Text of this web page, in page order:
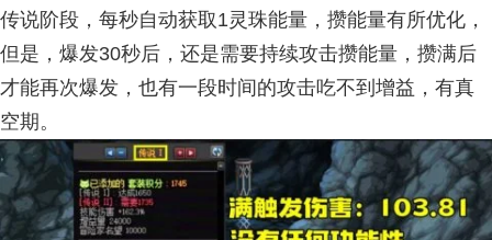
传说阶段，每秒自动获取1灵珠能量，攒能量有所优化，
但是，爆发30秒后，还是需要持续攻击攒能量，攒满后
才能再次爆发，也有一段时间的攻击吃不到增益，有真
空期。